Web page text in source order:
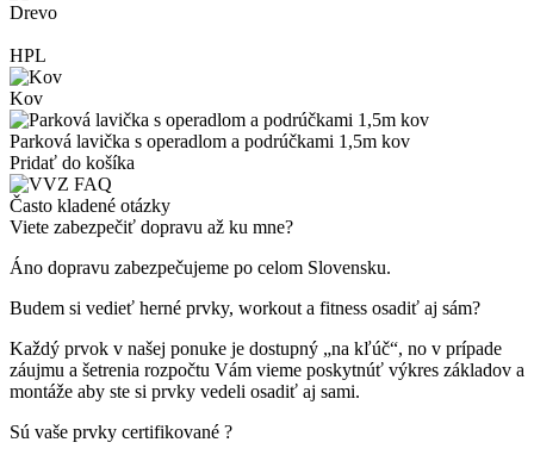
Drevo
HPL
Kov
Parková lavička s operadlom a podrúčkami 1,5m kov
Pridať do košíka
Často kladené otázky
Viete zabezpečiť dopravu až ku mne?
Áno dopravu zabezpečujeme po celom Slovensku.
Budem si vedieť herné prvky, workout a fitness osadiť aj sám?
Každý prvok v našej ponuke je dostupný „na kľúč“, no v prípade
záujmu a šetrenia rozpočtu Vám vieme poskytnúť výkres základov a
montáže aby ste si prvky vedeli osadiť aj sami.
Sú vaše prvky certifikované ?